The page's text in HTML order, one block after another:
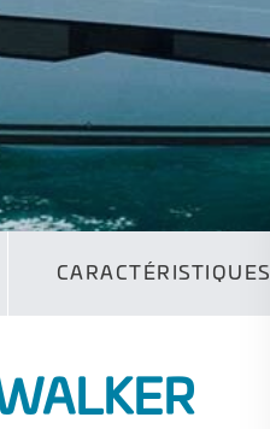
CARACTÉRISTIQUES